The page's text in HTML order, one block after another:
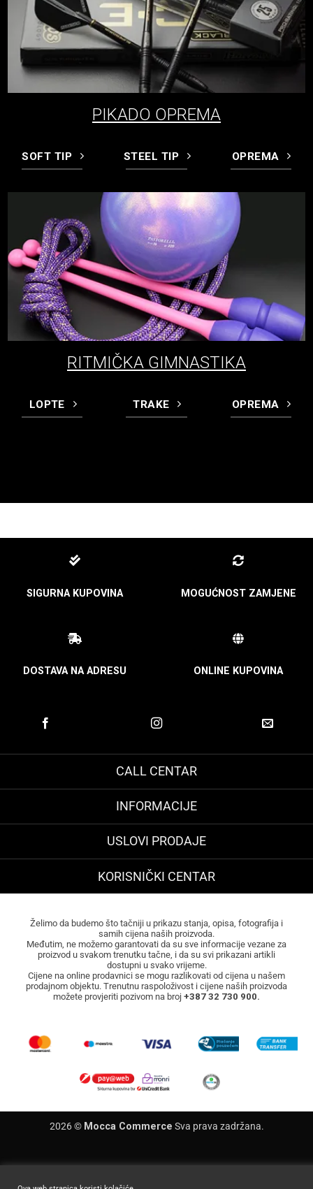
PIKADO OPREMA
SOFT TIP STEEL TIP OPREMA
RITMIČKA GIMNASTIKA
LOPTE TRAKE OPREMA
SIGURNA KUPOVINA MOGUĆNOST ZAMJENE
DOSTAVA NA ADRESU ONLINE KUPOVINA
CALL CENTAR
INFORMACIJE
USLOVI PRODAJE
KORISNIČKI CENTAR
Želimo da budemo što tačniji u prikazu stanja, opisa, fotografija i
samih cijena naših proizvoda.
Međutim, ne možemo garantovati da su sve informacije vezane za
proizvod u svakom trenutku tačne, i da su svi prikazani artikli
dostupni u svako vrijeme.
Cijene na online prodavnici se mogu razlikovati od cijena u našem
prodajnom objektu. Trenutnu raspoloživost i cijene naših proizvoda
možete provjeriti pozivom na broj +387 32 730 900.
2026 © Mocca Commerce Sva prava zadržana.